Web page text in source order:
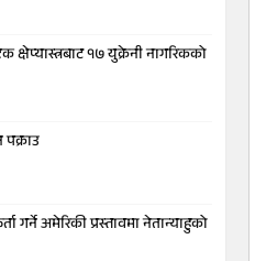
क्षेप्यास्त्रबाट १७ युक्रेनी नागरिकको
गर्ने अमेरिकी प्रस्तावमा नेतान्याहुको